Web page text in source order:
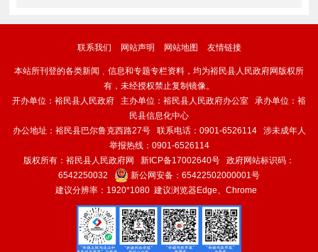
联系我们 网站声明 网站地图 友情链接
本站所刊登的各类新闻﹑信息和专题专栏资料，均为裕民县人民政府网版权所
有，未经授权禁止复制镜像。
开办单位：裕民县人民政府 主办单位：裕民县人民政府办公室 承办单位：裕
民县信息化中心
办公地址：裕民县巴尔鲁克西路27号 联系电话：0901-6526114 涉未成年人
举报热线：0901-6526114
版权所有：裕民县人民政府网 新ICP备17002640号 政府网站标识码：
6542250032
新公网安备： 65422502000001号
建议分辨率：1920*1080 建议浏览器Edge、Chrome